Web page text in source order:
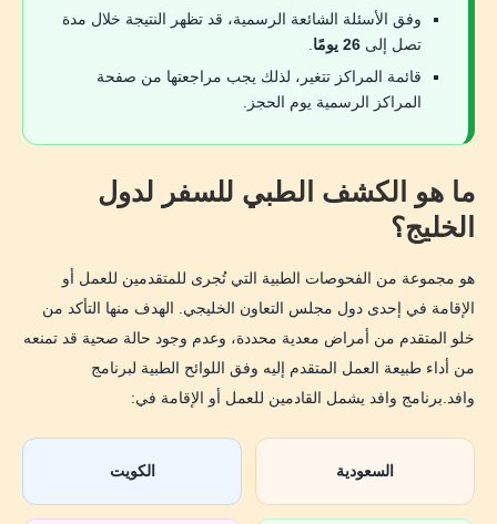
أخطاء شائعة قد تعطل كشف وافد
نصائح قبل الكشف الطبي بأيام
هل أستطيع اختيار أي معمل أو مستشفى؟
هل يمكن أن تظهر النتيجة في نفس اليوم؟
هل يمكن تغيير المركز بعد الحجز؟
هل تقرير Fit يضمن صدور التأشيرة؟
وفق الأسئلة الشائعة الرسمية، قد تظهر النتيجة خلال مدة
تصل إلى 26 يومًا
قائمة المراكز تتغير، لذلك يجب مراجعتها من صفحة
المراكز الرسمية يوم الحجز.
ما هو الكشف الطبي للسفر لدول
الخليج؟
هو مجموعة من الفحوصات الطبية التي تُجرى للمتقدمين للعمل أو
الإقامة في إحدى دول مجلس التعاون الخليجي. الهدف منها التأكد من
خلو المتقدم من أمراض معدية محددة، وعدم وجود حالة صحية قد تمنعه
من أداء طبيعة العمل المتقدم إليه وفق اللوائح الطبية لبرنامج
وافد.برنامج وافد يشمل القادمين للعمل أو الإقامة في:
السعودية الكويت